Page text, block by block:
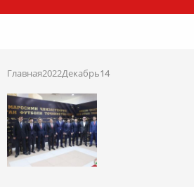
Главная2022Декабрь14